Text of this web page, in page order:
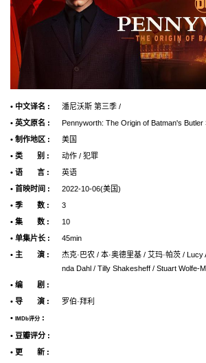
• 中文译名 :
潘尼沃斯 第三季 /
• 英文原名 :
Pennyworth: The Origin of Batman's Butler
• 制作地区 :
美国
• 类 别 :
动作 / 犯罪
• 语 言 :
英语
• 首映时间 :
2022-10-06(美国)
• 季 数 :
3
• 集 数 :
10
• 单集片长 :
45min
• 主 演 :
杰克·巴农 / 本·奥德里基 / 艾玛·帕茨 /
nda Dahl / Tilly Shakesheff / Stuart Wolfe-
• 编 剧 :
• 导 演 :
罗伯·拜利
•
IMDb评分 :
• 豆瓣评分 :
• 更 新 :